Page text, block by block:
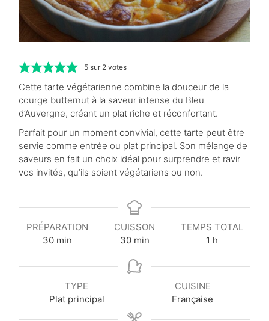
5sur 2votes
Cette tarte végétarienne combine la douceur de la
courge butternut à la saveur intense du Bleu
d’Auvergne, créant un plat riche et réconfortant.
Parfait pour un moment convivial, cette tarte peut être
servie comme entrée ou plat principal. Son mélange de
saveurs en fait un choix idéal pour surprendre et ravir
vos invités, qu’ils soient végétariens ou non.
PRÉPARATION
30m
n
e
min
CUISSON
30m
n
min
TEMPS TOTAL
1 h
u
e
h
TYPE
Plat principal
CUISINE
Française